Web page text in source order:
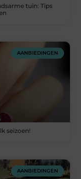
tuin: Tips
AANBIEDINGEN
seizoen!
AANBIEDINGEN